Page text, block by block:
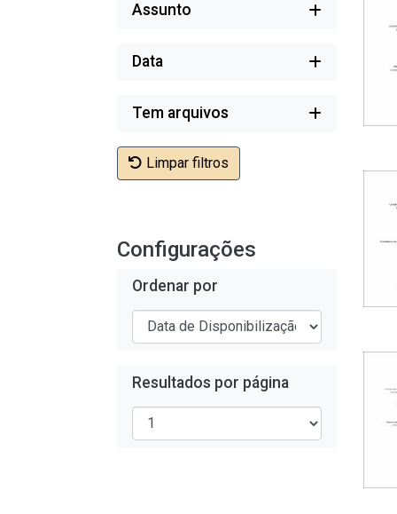
Assunto
Data
Tem arquivos
Limpar filtros
Configurações
Ordenar por
Resultados por página